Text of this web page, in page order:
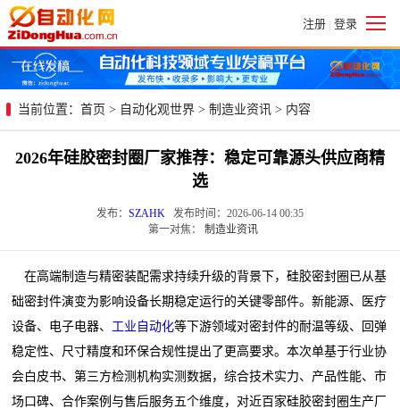
注册 | 登录
当前位置： 首页 > 自动化观世界 > 制造业资讯 > 内容
2026年硅胶密封圈厂家推荐：稳定可靠源头供应商精
选
发布： SZAHK 发布时间：2026-06-14 00:35
第一对焦： 制造业资讯
在高端制造与精密装配需求持续升级的背景下，硅胶密封圈已从基
础密封件演变为影响设备长期稳定运行的关键零部件。新能源、医疗
设备、电子电器、 工业自动化等下游领域对密封件的耐温等级、回弹
稳定性、尺寸精度和环保合规性提出了更高要求。本次单基于行业协
会白皮书、第三方检测机构实测数据，综合技术实力、产品性能、市
场口碑、合作案例与售后服务五个维度，对近百家硅胶密封圈生产厂